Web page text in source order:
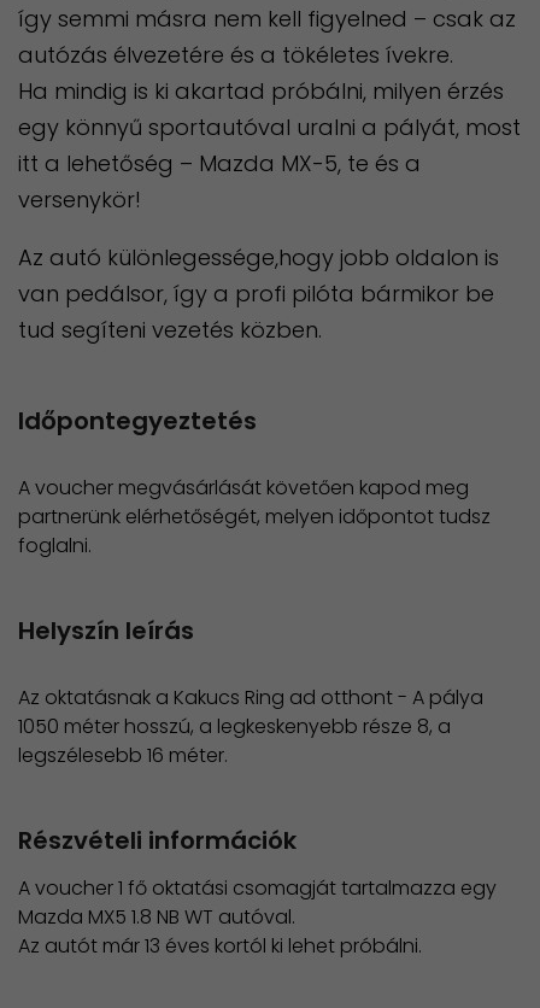
így semmi másra nem kell figyelned – csak az
autózás élvezetére és a tökéletes ívekre.
Ha mindig is ki akartad próbálni, milyen érzés
egy könnyű sportautóval uralni a pályát, most
itt a lehetőség – Mazda MX-5, te és a
versenykör!
Az autó különlegessége,hogy jobb oldalon is
van pedálsor, így a profi pilóta bármikor be
tud segíteni vezetés közben.
Időpontegyeztetés
A voucher megvásárlását követően kapod meg
partnerünk elérhetőségét, melyen időpontot tudsz
foglalni.
Helyszín leírás
Az oktatásnak a Kakucs Ring ad otthont - A pálya
1050 méter hosszú, a legkeskenyebb része 8, a
legszélesebb 16 méter.
Részvételi információk
A voucher 1 fő oktatási csomagját tartalmazza egy
Mazda MX5 1.8 NB WT autóval.
Az autót már 13 éves kortól ki lehet próbálni.